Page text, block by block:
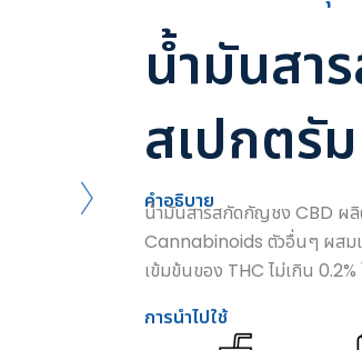
น้ำมันสา
สเปกตรั
คำอธิบาย
น้ำมันสารสกัดกัญชง CBD ผ
Cannabinoids ตัวอื่นๆ ผสมเ
เข้มข้นของ THC ไม่เกิน
การนำไปใช้